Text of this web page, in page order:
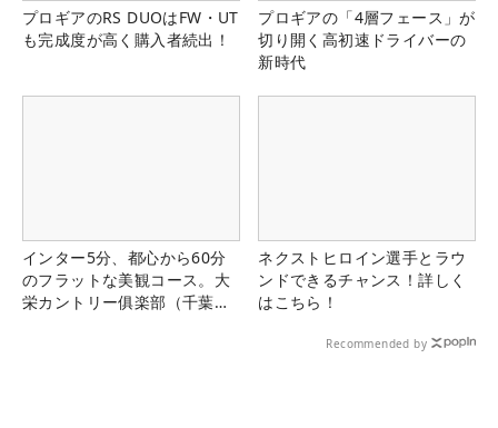
プロギアのRS DUOはFW・UT
も完成度が高く購入者続出！
プロギアの「4層フェース」が
切り開く高初速ドライバーの
新時代
インター5分、都心から60分
のフラットな美観コース。大
栄カントリー俱楽部（千葉
ネクストヒロイン選手とラウ
ンドできるチャンス！詳しく
はこちら！
Recommended by